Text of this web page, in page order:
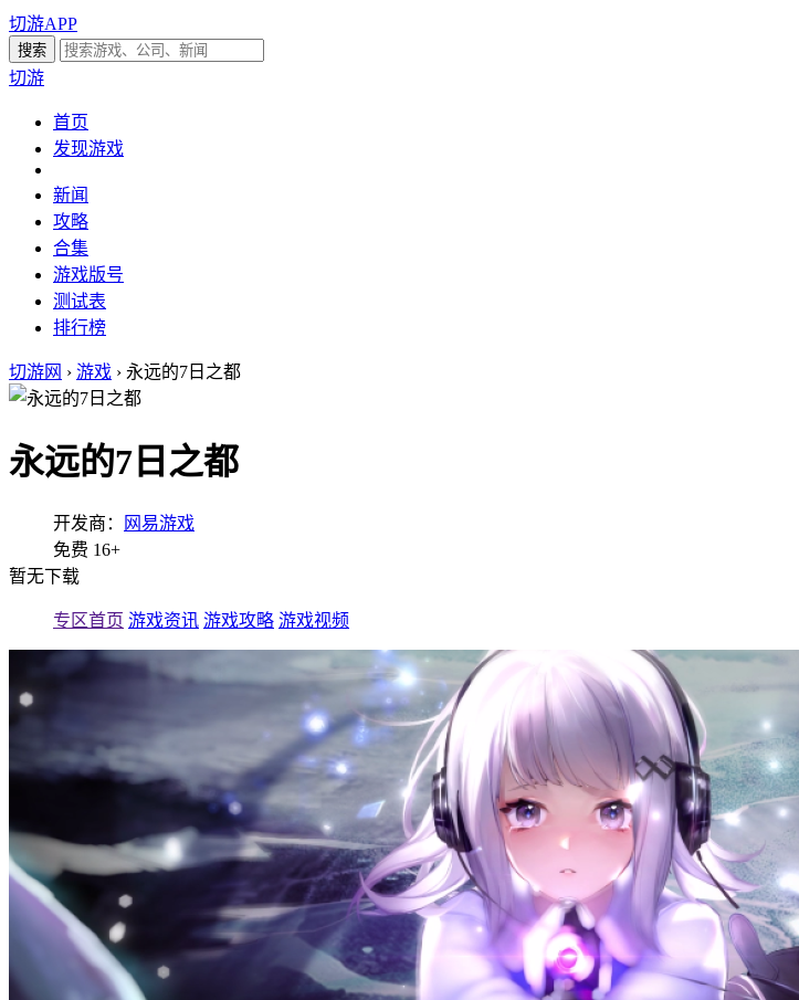
切游APP
切游
首页
发现游戏
新闻
攻略
合集
游戏版号
测试表
排行榜
切游网 › 游戏 › 永远的7日之都
永远的7日之都
开发商：
网易游戏
免费 16+
暂无下载
专区首页 游戏资讯 游戏攻略 游戏视频